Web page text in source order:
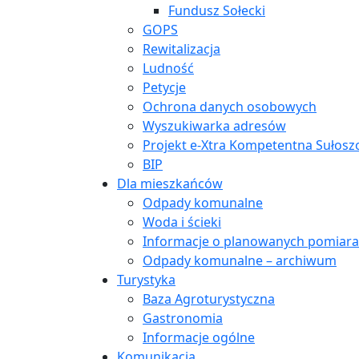
Fundusz Sołecki
GOPS
Rewitalizacja
Ludność
Petycje
Ochrona danych osobowych
Wyszukiwarka adresów
Projekt e-Xtra Kompetentna
BIP
Dla mieszkańców
Odpady komunalne
Woda i ścieki
Informacje o planowanych
Odpady komunalne – archiwum
Turystyka
Baza Agroturystyczna
Gastronomia
Informacje ogólne